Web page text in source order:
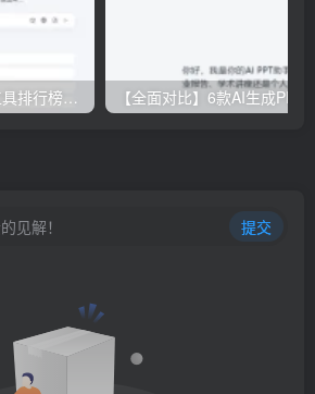
权威发布：国产AI工具排行榜TOP10，必备神器一览无余
见解！ 提交